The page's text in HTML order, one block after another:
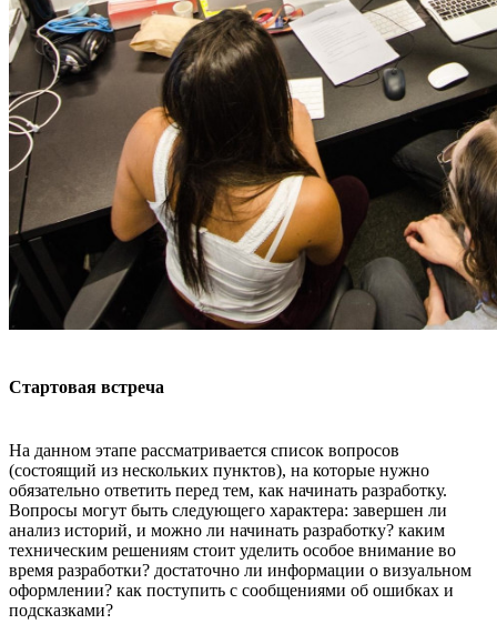
Стартовая встреча
На данном этапе рассматривается список вопросов
(состоящий из нескольких пунктов), на которые нужно
обязательно ответить перед тем, как начинать разработку.
Вопросы могут быть следующего характера: завершен ли
анализ историй, и можно ли начинать разработку? каким
техническим решениям стоит уделить особое внимание во
время разработки? достаточно ли информации о визуальном
оформлении? как поступить с сообщениями об ошибках и
подсказками?